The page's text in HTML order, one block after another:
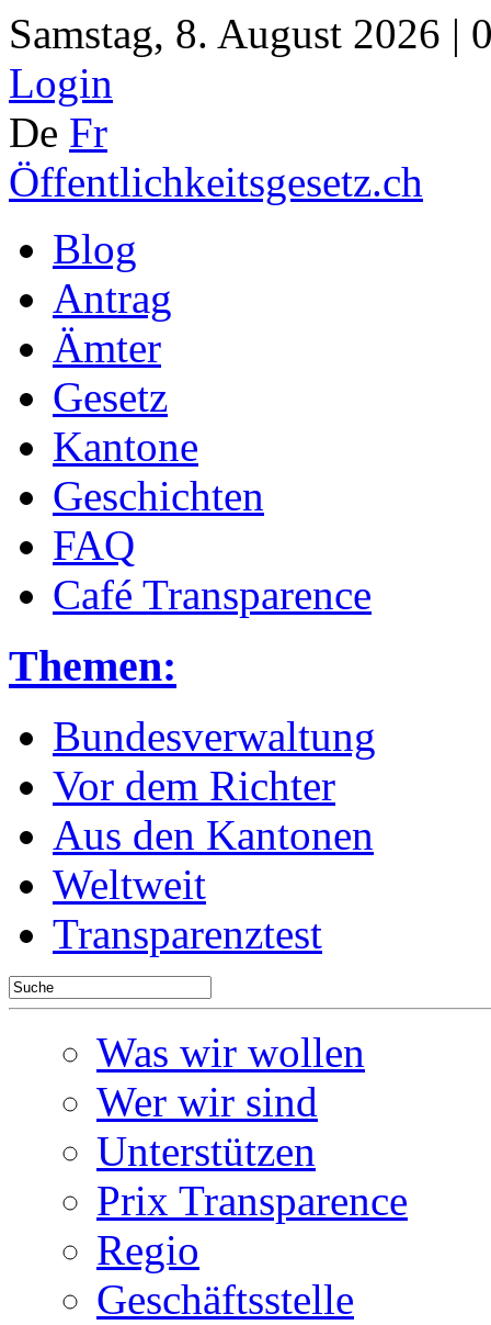
Samstag, 8. August 2026 |
Login
De Fr
Öffentlichkeitsgesetz.ch
Blog
Antrag
Ämter
Gesetz
Kantone
Geschichten
FAQ
Café Transparence
Themen:
Bundesverwaltung
Vor dem Richter
Aus den Kantonen
Weltweit
Transparenztest
Was wir wollen
Wer wir sind
Unterstützen
Prix Transparence
Regio
Geschäftsstelle